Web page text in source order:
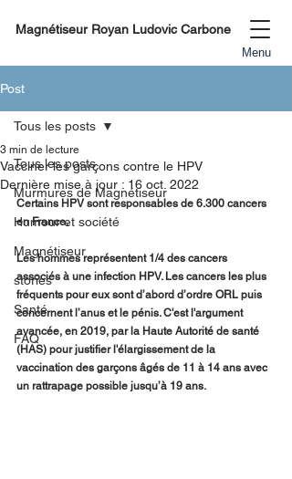
Magnétiseur Royan Ludovic Carbone
Menu
Post
Tous les posts
Murmures de Magnétiseur
Humour et société
Magnétiseur
stories
Santé
FAQ
Tous les posts
Vacciner les garçons contre le HPV
3 min de lecture
Dernière mise à jour : 16 oct. 2022
Certains HPV sont responsables de 6.300 cancers
en France.
Les hommes représentent 1/4 des cancers
associés à une infection HPV. Les cancers les plus
fréquents pour eux sont d’abord d’ordre ORL puis
concernent l’anus et le pénis. C'est l'argument
avancée, en 2019, par la Haute Autorité de santé
(HAS) pour justifier l'élargissement de la
vaccination des garçons âgés de 11 à 14 ans avec
un rattrapage possible jusqu’à 19 ans.